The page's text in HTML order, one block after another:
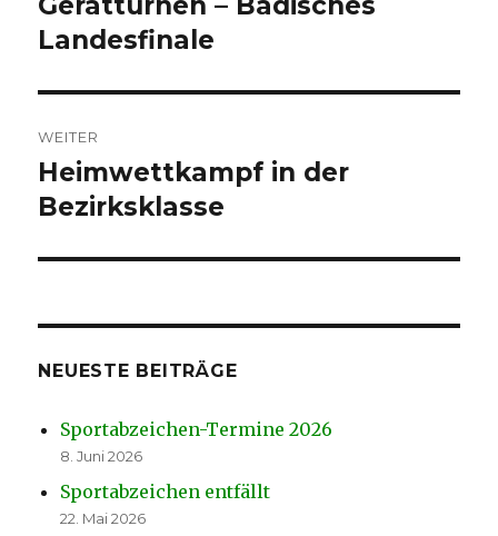
Landesfinale
WEITER
Nächster
Beitrag:
Heimwettkampf in der
Bezirksklasse
NEUESTE BEITRÄGE
Sportabzeichen-Termine 2026
8. Juni 2026
Sportabzeichen entfällt
22. Mai 2026